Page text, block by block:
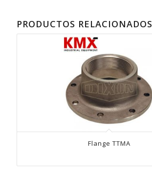
PRODUCTOS RELACIONADOS
Flange TTMA